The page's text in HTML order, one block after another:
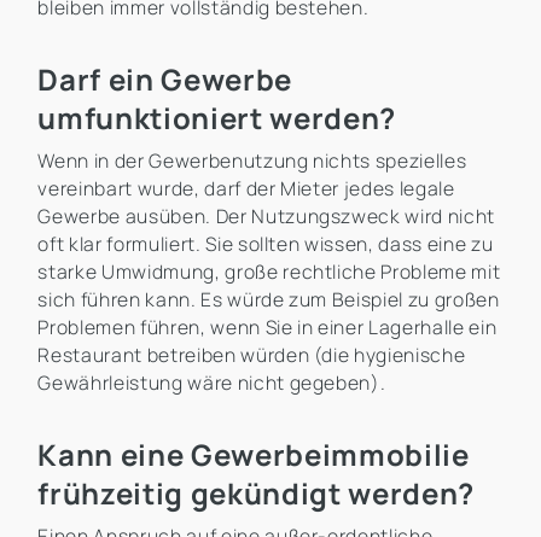
bleiben immer vollständig bestehen.
Darf ein Gewerbe
umfunktioniert werden?
Wenn in der Gewerbenutzung nichts spezielles
vereinbart wurde, darf der Mieter jedes legale
Gewerbe ausüben. Der Nutzungszweck wird nicht
oft klar formuliert. Sie sollten wissen, dass eine zu
starke Umwidmung, große rechtliche Probleme mit
sich führen kann. Es würde zum Beispiel zu großen
Problemen führen, wenn Sie in einer Lagerhalle ein
Restaurant betreiben würden (die hygienische
Gewährleistung wäre nicht gegeben).
Kann eine Gewerbeimmobilie
frühzeitig gekündigt werden?